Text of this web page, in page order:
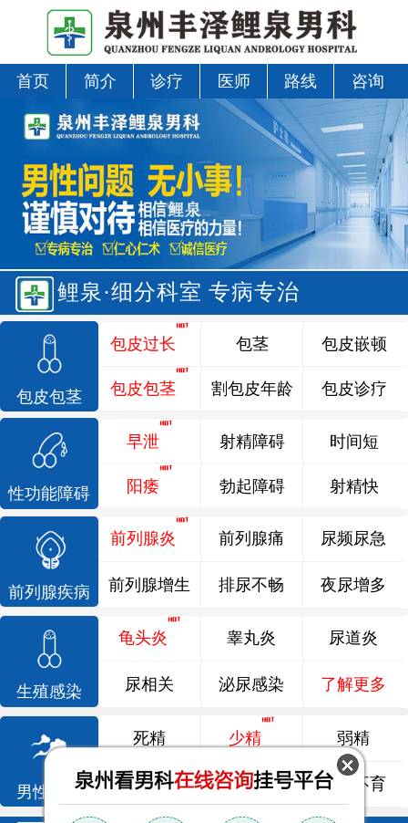
首页 简介 诊疗 医师 路线 咨询
鲤泉·细分科室 专病专治
包皮包茎
包皮过长
包皮包茎
包茎
割包皮年龄
包皮嵌顿
包皮诊疗
性功能障碍
早泄
阳痿
射精障碍
勃起障碍
时间短
射精快
前列腺疾病
前列腺炎 前列腺痛 尿频尿急
前列腺增生 排尿不畅 夜尿增多
生殖感染
龟头炎 睾丸炎 尿道炎
尿相关 泌尿感染 了解更多
男性不育
死精 少精 弱精
精液异常 精子畸形 男性不育